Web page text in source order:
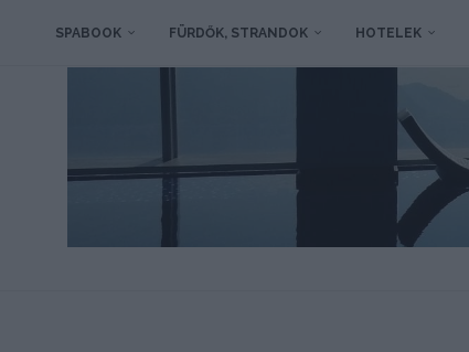
SPABOOK FÜRDŐK, STRANDOK HOTELEK